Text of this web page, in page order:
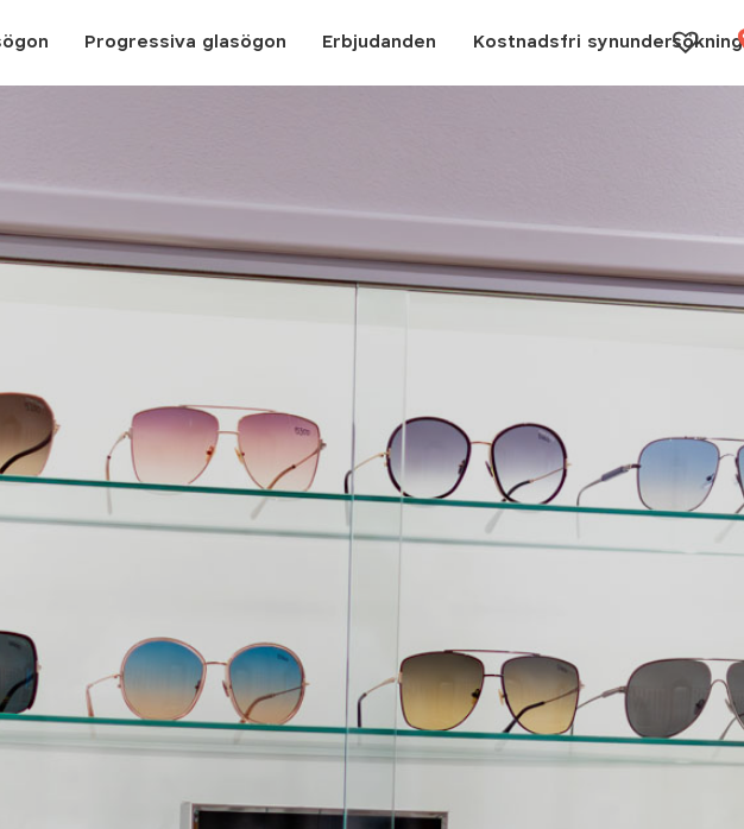
Progressiva glasögon Erbjudanden Kostnadsfri synundersökning